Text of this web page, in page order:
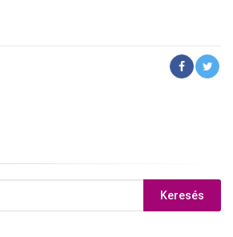
Keresés